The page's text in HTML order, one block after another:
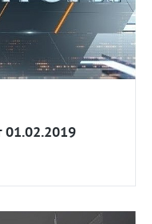
01.02.2019